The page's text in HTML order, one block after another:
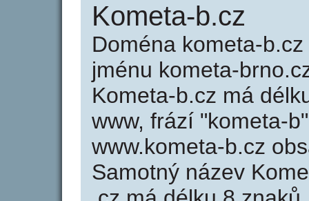
Kometa-b.cz
Doména kometa-
jménu kometa-
Kometa-b.cz má
www, frází "kometa-
www.kometa-b.cz
Samotný název